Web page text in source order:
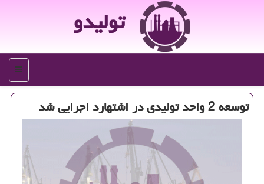
تولیدو
منو
توسعه 2 واحد تولیدی در اشتهارد اجرایی شد